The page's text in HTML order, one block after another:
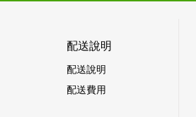
配送說明
配送說明
配送費用